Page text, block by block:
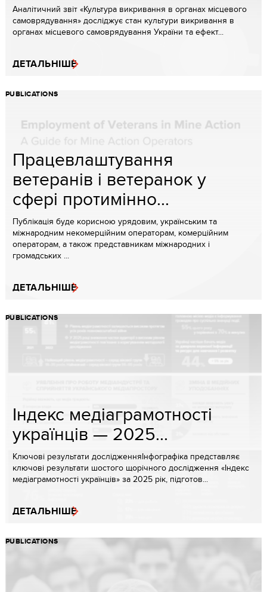
Аналітичний звіт «Культура викривання в органах місцевого
самоврядування» досліджує стан культури викривання в
органах місцевого самоврядування України та ефект...
ДЕТАЛЬНІШЕ
PUBLICATIONS
Працевлаштування
ветеранів і ветеранок у
сфері протимінно...
Публікація буде корисною урядовим, українським та
міжнародним некомерційним операторам, комерційним
операторам, а також представникам міжнародних і
громадських ...
ДЕТАЛЬНІШЕ
PUBLICATIONS
Індекс медіаграмотності
українців — 2025...
Ключові результати дослідженняІнфографіка представляє
ключові результати шостого щорічного дослідження «Індекс
медіаграмотності українців» за 2025 рік, підготов...
ДЕТАЛЬНІШЕ
PUBLICATIONS